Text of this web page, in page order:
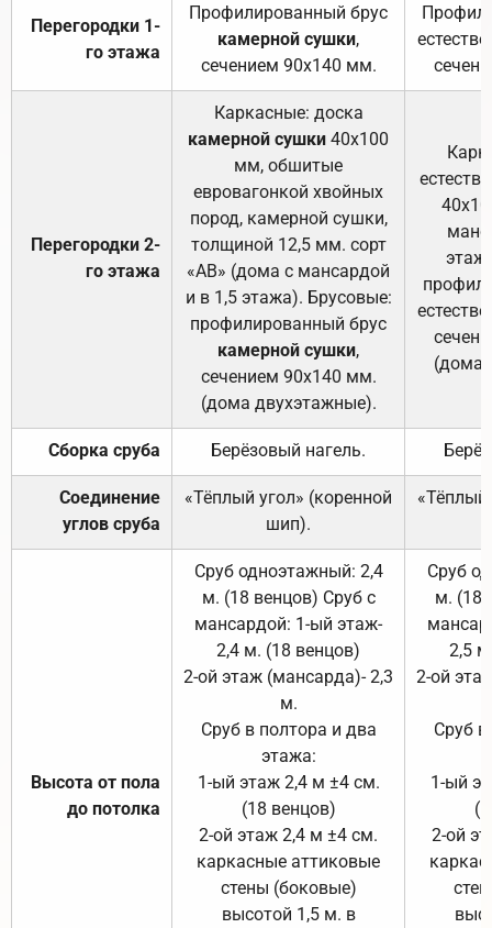
Перегородки 1-
го этажа
Профилированный брус
камерной сушки,
сечением 90х140 мм.
Перегородки 2-
го этажа
Каркасные: доска
камерной сушки 40х100
мм, обшитые
евровагонкой хвойных
пород, камерной сушки,
толщиной 12,5 мм. сорт
«АВ» (дома с мансардой
и в 1,5 этажа). Брусовые:
профилированный брус
камерной сушки,
сечением 90х140 мм.
(дома двухэтажные).
(дома
Сборка сруба Берёзовый нагель.
Соединение
углов сруба
«Тёплый угол» (коренной
шип).
«Тёплый
Высота от пола
до потолка
Сруб одноэтажный: 2,4
м. (18 венцов) Сруб с
мансардой: 1-ый этаж-
2,4 м. (18 венцов)
2-ой этаж (мансарда)- 2,3
м.
Сруб в полтора и два
этажа:
1-ый этаж 2,4 м ±4 см.
(18 венцов)
2-ой этаж 2,4 м ±4 см.
каркасные аттиковые
стены (боковые)
высотой 1,5 м. в
Сруб
м. (18
2,5
2-ой
Сруб
1-ый
2-ой